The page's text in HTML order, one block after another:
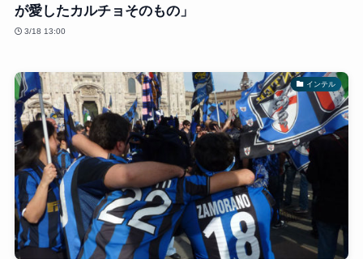
が愛したカルチョそのもの」
3/18 13:00
インテル